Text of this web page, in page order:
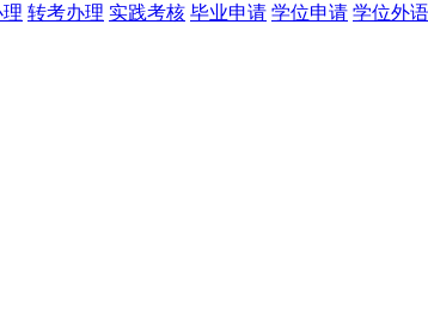
转考办理 实践考核 毕业申请 学位申请 学位外语